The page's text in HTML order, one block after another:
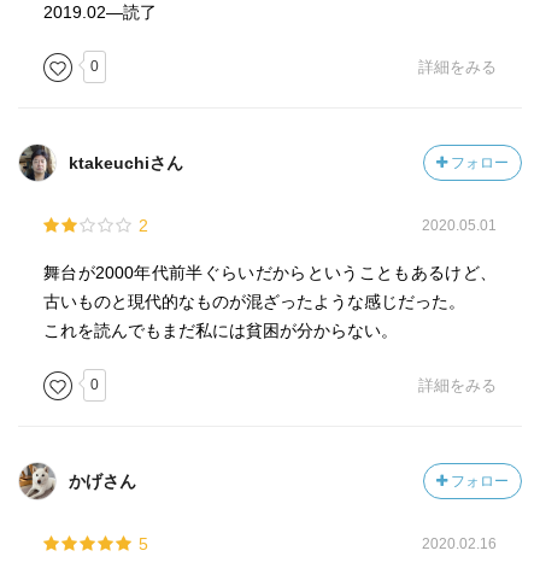
2019.02―読了
0 詳細をみる
ktakeuchiさん フォロー
2 2020.05.01
舞台が2000年代前半ぐらいだからということもあるけど、
古いものと現代的なものが混ざったような感じだった。
これを読んでもまだ私には貧困が分からない。
0 詳細をみる
かげさん フォロー
5 2020.02.16